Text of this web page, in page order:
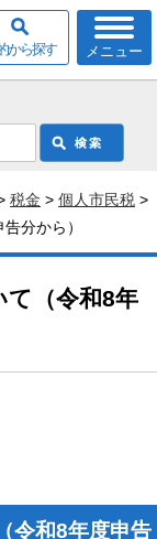
メニュー
から探す
税金 > 個人市民税 >
分から）
て（令和8年
令和8年度申告